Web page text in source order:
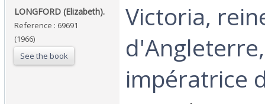
‎LONGFORD (Elizabeth).‎
Reference : 69691
(1966)
See the book
‎Victoria,
d'Angleterre,
impératrice